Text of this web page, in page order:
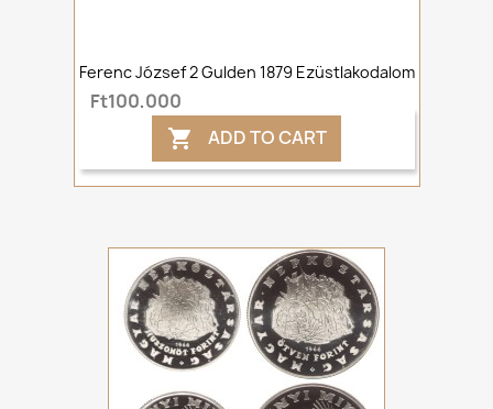
Ferenc József 2 Gulden 1879 Ezüstlakodalom
Ft100,000
 ADD TO CART